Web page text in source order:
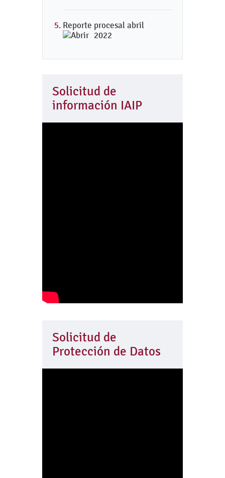
Reporte procesal abril
2022
Solicitud de
información IAIP
Solicitud de
Protección de Datos